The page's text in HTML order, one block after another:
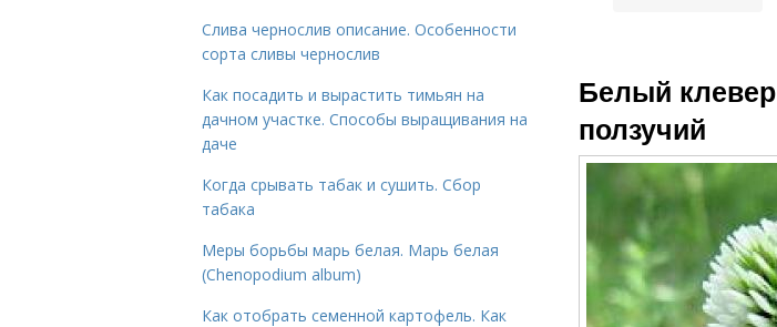
Белый
ползучий
Слива чернослив описание. Особенности
сорта сливы чернослив
Как посадить и вырастить тимьян на
дачном участке. Способы выращивания на
даче
Когда срывать табак и сушить. Сбор
табака
Меры борьбы марь белая. Марь белая
(Chenopodium album)
Как отобрать семенной картофель. Как